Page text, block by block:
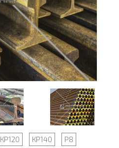
КР120 КР140
Р8